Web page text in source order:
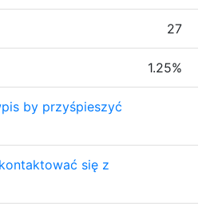
27
1.25%
by przyśpieszyć
się z